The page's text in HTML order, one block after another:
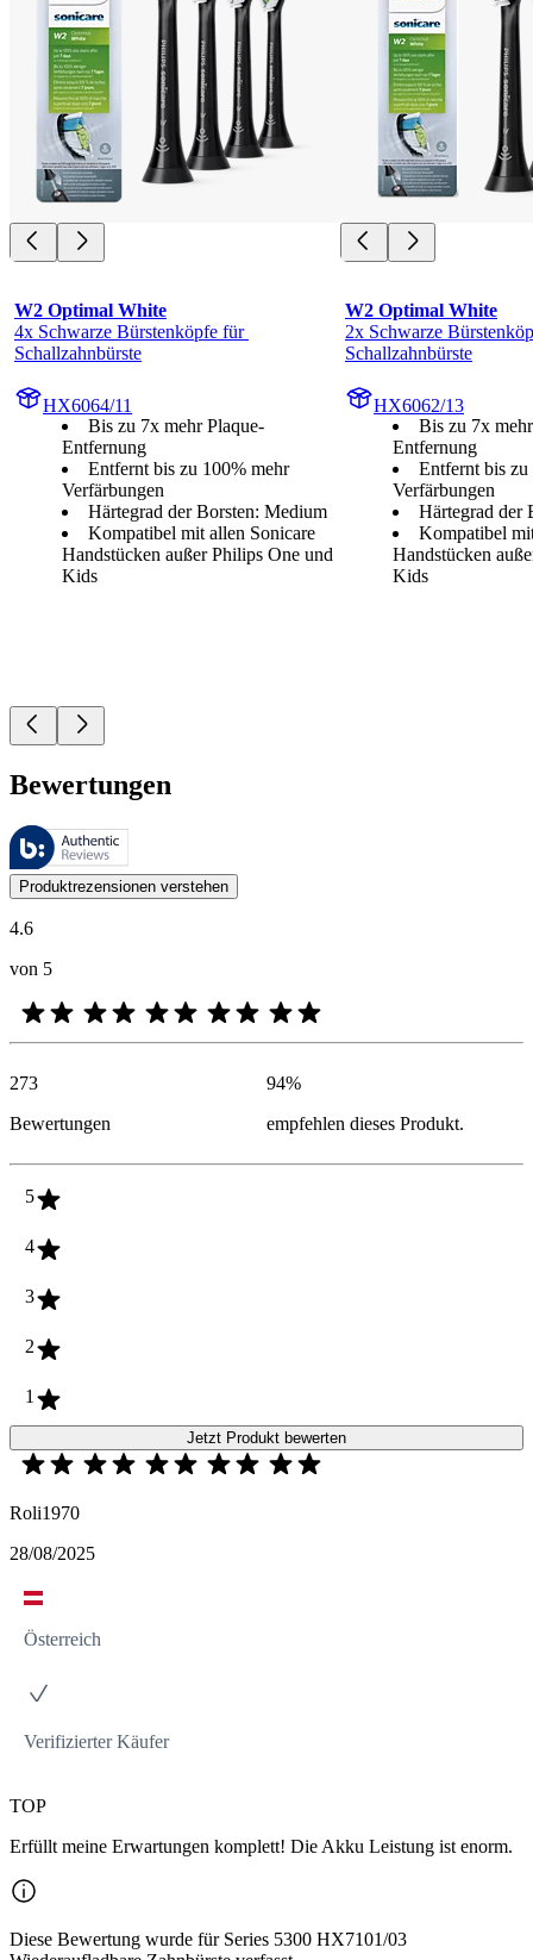
W2 Optimal White
4x Schwarze Bürstenköpfe für
Schallzahnbürste
HX6064/11
Bis zu 7x mehr Plaque-
Entfernung
Entfernt bis zu 100% mehr
Verfärbungen
Härtegrad der Borsten: Medium
Kompatibel mit allen Sonicare
Handstücken außer Philips One und
Kids
W2 Optimal White
2x Schwarze
Schallzahnbürste
HX6062/13
Bis zu 7x
Entfernung
Entfernt bis
Verfärbungen
Härtegrad der
Kompatibel
Handstücken
Kids
Bewertungen
Diese Bewertungen werden von Bazaarvoice verwaltet und
Kundenmeinungen in Form von Produkt- und Sternebewertungen
Produktrezensionen verstehen
4.6
von 5
273
Bewertungen
94%
empfehlen dieses Produkt.
5
4
3
2
1
Jetzt Produkt bewerten
Roli1970
28/08/2025
Österreich
Verifizierter Käufer
TOP
Erfüllt meine Erwartungen komplett! Die Akku Leistung ist enorm.
Diese Bewertung wurde für Series 5300 HX7101/03